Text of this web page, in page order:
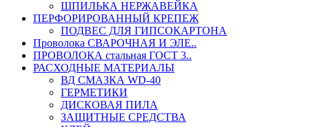
ШПИЛЬКА НЕРЖАВЕЙКА
ПЕРФОРИРОВАННЫЙ КРЕПЕЖ
ПОДВЕС ДЛЯ ГИПСОКАРТОНА
Проволока СВАРОЧНАЯ И ЭЛЕ..
ПРОВОЛОКА стальная ГОСТ 3..
РАСХОДНЫЕ МАТЕРИАЛЫ
ВД СМАЗКА WD-40
ГЕРМЕТИКИ
ДИСКОВАЯ ПИЛА
ЗАЩИТНЫЕ СРЕДСТВА